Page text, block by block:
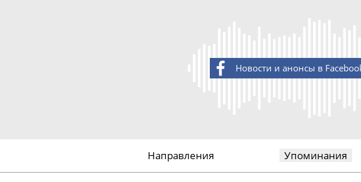
Новости и анонсы в
Направления Упоминания